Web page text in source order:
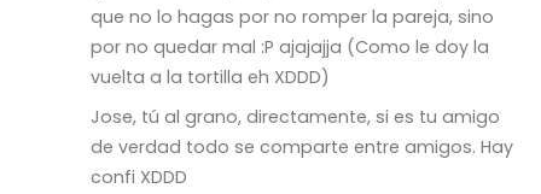
que no lo hagas por no romper la pareja, sino
por no quedar mal :P ajajajja (Como le doy la
vuelta a la tortilla eh XDDD)
Jose, tú al grano, directamente, si es tu amigo
de verdad todo se comparte entre amigos. Hay
confi XDDD